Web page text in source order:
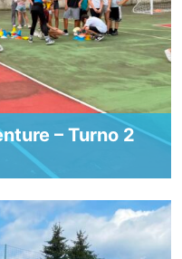
– Turno 2